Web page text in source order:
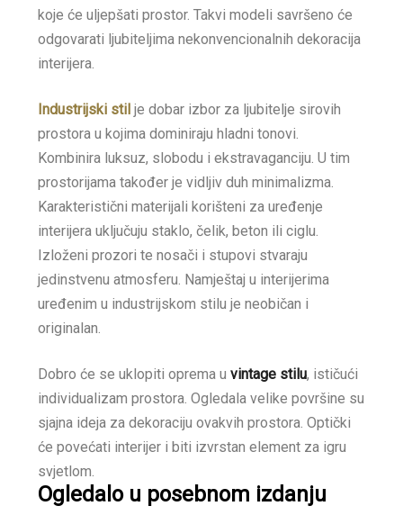
koje će uljepšati prostor. Takvi modeli savršeno će
odgovarati ljubiteljima nekonvencionalnih dekoracija
interijera.
Industrijski stil je dobar izbor za ljubitelje sirovih
prostora u kojima dominiraju hladni tonovi.
Kombinira luksuz, slobodu i ekstravaganciju. U tim
prostorijama također je vidljiv duh minimalizma.
Karakteristični materijali korišteni za uređenje
interijera uključuju staklo, čelik, beton ili ciglu.
Izloženi prozori te nosači i stupovi stvaraju
jedinstvenu atmosferu. Namještaj u interijerima
uređenim u industrijskom stilu je neobičan i
originalan.
Dobro će se uklopiti oprema uvintage stilu, ističući
individualizam prostora. Ogledala velike površine su
sjajna ideja za dekoraciju ovakvih prostora. Optički
će povećati interijer i biti izvrstan element za igru
svjetlom.
Ogledalo u posebnom izdanju